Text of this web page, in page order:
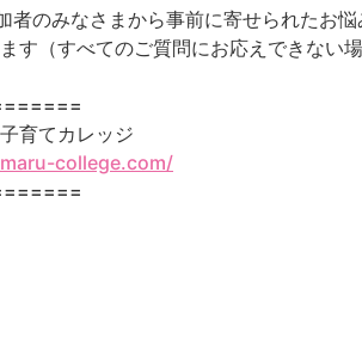
者のみなさまから事前に寄せられたお
す（すべてのご質問にお応えできない
育てカレッジ
college.com/